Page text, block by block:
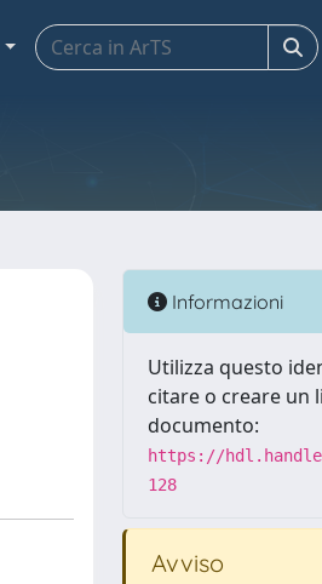
Informazioni
Utilizza questo
citare o creare un
documento:
https://
128
Avviso